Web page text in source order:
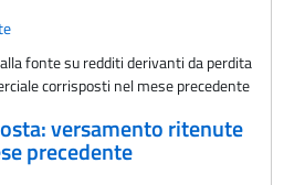
fonte su redditi derivanti da perdita
corrisposti nel mese precedente
versamento ritenute
precedente